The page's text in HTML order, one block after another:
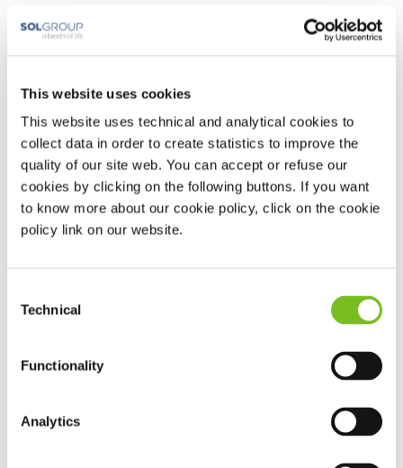
This website uses cookies
This website uses technical and analytical cookies to
collect data in order to create statistics to improve the
quality of our site web. You can accept or refuse our
cookies by clicking on the following buttons. If you want
to know more about our cookie policy, click on the cookie
policy link on our website.
Selection
Technical
Functionality
Analytics
Διαβάστε Περισσότερα
Συνημμένα
Link